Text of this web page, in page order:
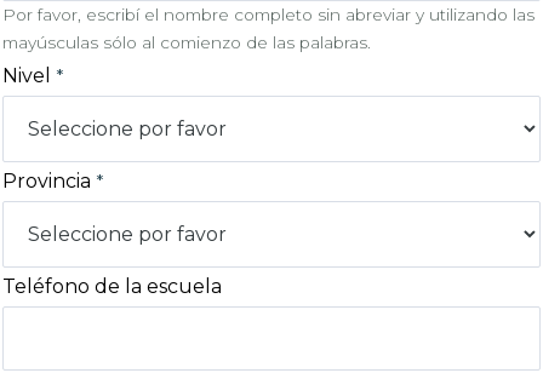
Por favor, escribí el nombre completo sin abreviar y utilizando las
mayúsculas sólo al comienzo de las palabras.
Nivel
Provincia
Teléfono de la escuela